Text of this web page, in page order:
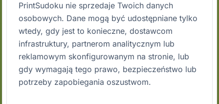
PrintSudoku nie sprzedaje Twoich danych
osobowych. Dane mogą być udostępniane tylko
wtedy, gdy jest to konieczne, dostawcom
infrastruktury, partnerom analitycznym lub
reklamowym skonfigurowanym na stronie, lub
gdy wymagają tego prawo, bezpieczeństwo lub
potrzeby zapobiegania oszustwom.